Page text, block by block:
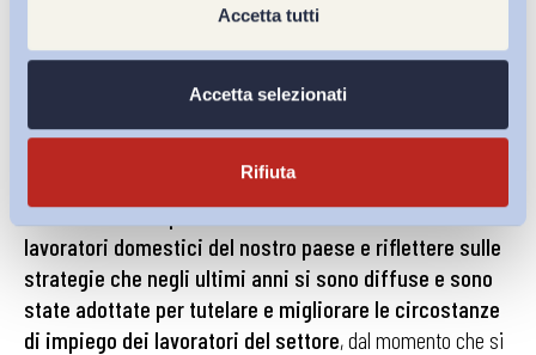
Accetta tutti
Accetta selezionati
Rifiuta
discussione congiunta e interna dei risultati emersi dalla
mappatura e ideare una strategia d’azione; (5) attuazione del
piano e monitoraggio dei risultati.
la necessità di interrogarsi sulla
condizione occupazionale delle lavoratrici e dei
lavoratori domestici del nostro paese e riflettere sulle
strategie che negli ultimi anni si sono diffuse e sono
state adottate per tutelare e migliorare le circostanze
di impiego dei lavoratori del settore, dal momento che si